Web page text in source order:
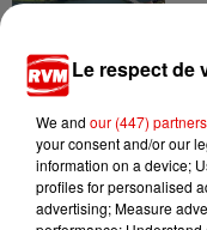
Le respect de
We and our (447) partners
your consent and/or our
information on a device;
profiles for personalised
advertising; Measure